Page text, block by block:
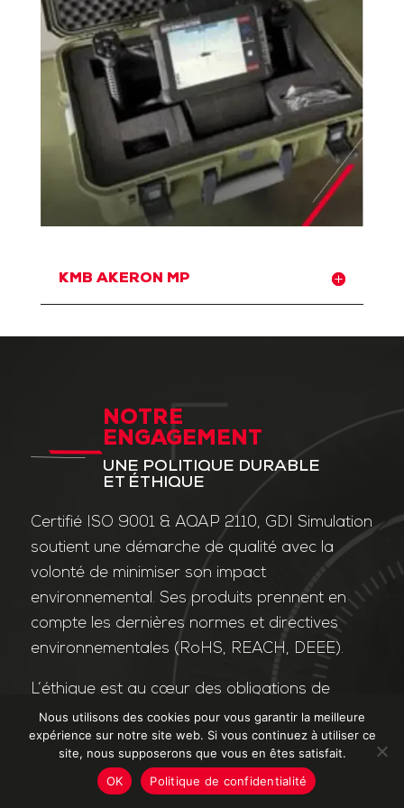
KMB AKERON MP
NOTRE
ENGAGEMENT
UNE POLITIQUE DURABLE
ET ÉTHIQUE
Certifié ISO 9001 & AQAP 2110, GDI Simulation
soutient une démarche de qualité avec la
volonté de minimiser son impact
environnemental. Ses produits prennent en
compte les dernières normes et directives
environnementales (RoHS, REACH, DEEE).
L’éthique est au cœur des obligations de
l’entreprise et de ses valeurs. Nos affaires
sont conduites dans le strict respect des
différentes lois applicables dans le domaine
de la lutte contre la corruption et le trafic
Nous utilisons des cookies pour vous garantir la meilleure
expérience sur notre site web. Si vous continuez à utiliser ce
site, nous supposerons que vous en êtes satisfait.
OK
Politique de confidentialité